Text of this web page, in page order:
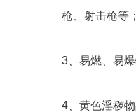
枪、射击枪等；
3、易燃、易
4、黄色淫秽